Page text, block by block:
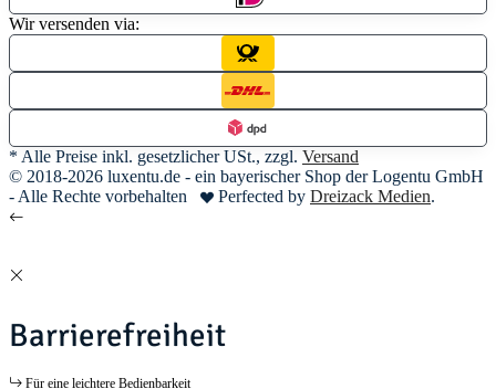
Wir versenden via:
* Alle Preise inkl. gesetzlicher USt., zzgl. Versand
© 2018-2026 luxentu.de - ein bayerischer Shop der Logentu GmbH
- Alle Rechte vorbehalten
Perfected by Dreizack Medien.
Barrierefreiheit
Für eine leichtere Bedienbarkeit